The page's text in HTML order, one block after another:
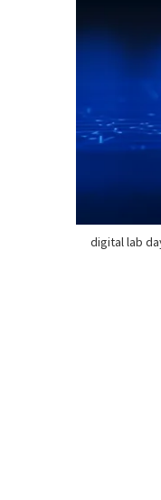
digital lab